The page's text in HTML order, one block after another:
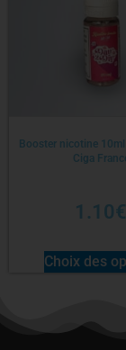
Booster nicotine
Ciga
1.10€
Choix des